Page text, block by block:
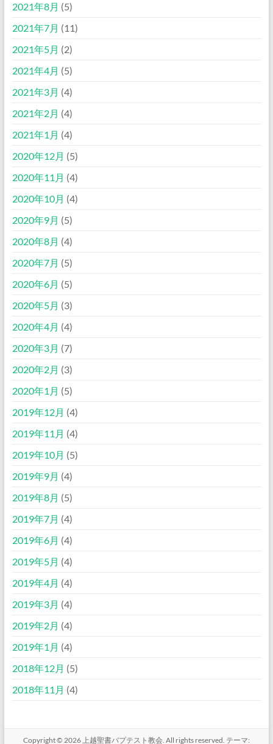
2021年8月 (5)
2021年7月 (11)
2021年5月 (2)
2021年4月 (5)
2021年3月 (4)
2021年2月 (4)
2021年1月 (4)
2020年12月 (5)
2020年11月 (4)
2020年10月 (4)
2020年9月 (5)
2020年8月 (4)
2020年7月 (5)
2020年6月 (5)
2020年5月 (3)
2020年4月 (4)
2020年3月 (7)
2020年2月 (3)
2020年1月 (5)
2019年12月 (4)
2019年11月 (4)
2019年10月 (5)
2019年9月 (4)
2019年8月 (5)
2019年7月 (4)
2019年6月 (4)
2019年5月 (4)
2019年4月 (4)
2019年3月 (4)
2019年2月 (4)
2019年1月 (4)
2018年12月 (5)
2018年11月 (4)
Copyright © 2026上越聖書バプテスト教会. All rights reserved. テーマ: